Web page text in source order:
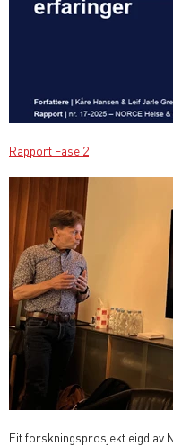
Rapport Fase 2
Eit forskningsprosjekt eigd av